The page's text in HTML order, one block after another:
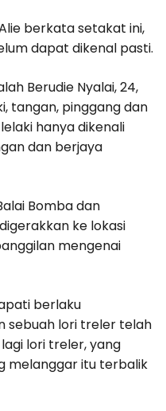
berkata setakat ini,
dapat dikenal pasti.
Berudie Nyalai, 24,
tangan, pinggang dan
hanya dikenali
dan berjaya
Bomba dan
ke lokasi
mengenai
berlaku
sebuah lori treler telah
lori treler, yang
melanggar itu terbalik